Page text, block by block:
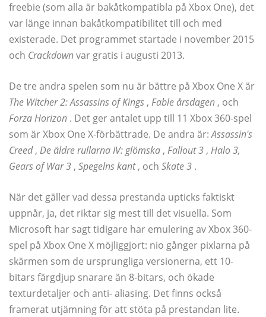
freebie (som alla är bakåtkompatibla på Xbox One), det
var länge innan bakåtkompatibilitet till och med
existerade. Det programmet startade i november 2015
och Crackdownvar gratis i augusti 2013.
De tre andra spelen som nu är bättre på Xbox One X är
The Witcher 2: Assassins of Kings , Fable årsdagen , och
Forza Horizon . Det ger antalet upp till 11 Xbox 360-spel
som är Xbox One X-förbättrade. De andra är:Assassin's
Creed, De äldre rullarna IV: glömska , Fallout 3 , Halo 3,
Gears of War 3 , Spegelns kant, och Skate 3 .
När det gäller vad dessa prestanda upticks faktiskt
uppnår, ja, det riktar sig mest till det visuella. Som
Microsoft har sagt tidigare har emulering av Xbox 360-
spel på Xbox One X möjliggjort: nio gånger pixlarna på
skärmen som de ursprungliga versionerna, ett 10-
bitars färgdjup snarare än 8-bitars, och ökade
texturdetaljer och anti- aliasing. Det finns också
framerat utjämning för att stöta på prestandan lite.